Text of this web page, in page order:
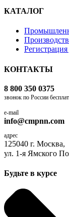
КАТАЛОГ
КОНТАКТЫ
8 800 350 0375
звонок по России
e-mail
info@cmpnn.com
адрес
125040 г. Москва,
ул. 1-я Ямского
Будьте в курсе